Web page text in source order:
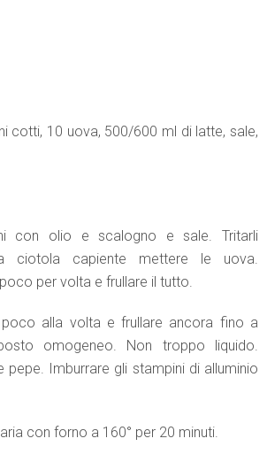
cotti, 10 uova, 500/600 ml di latte, sale,
con olio e scalogno e sale. Tritarli
ciotola capiente mettere le uova.
per volta e frullare il tutto.
alla volta e frullare ancora fino a
omogeneo. Non troppo liquido.
pepe. Imburrare gli stampini di alluminio
con forno a 160° per 20 minuti.